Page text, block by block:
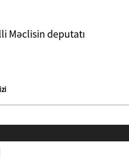
Məclisin deputatı